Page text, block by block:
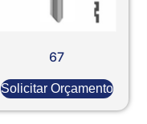
67
Solicitar Orçamento